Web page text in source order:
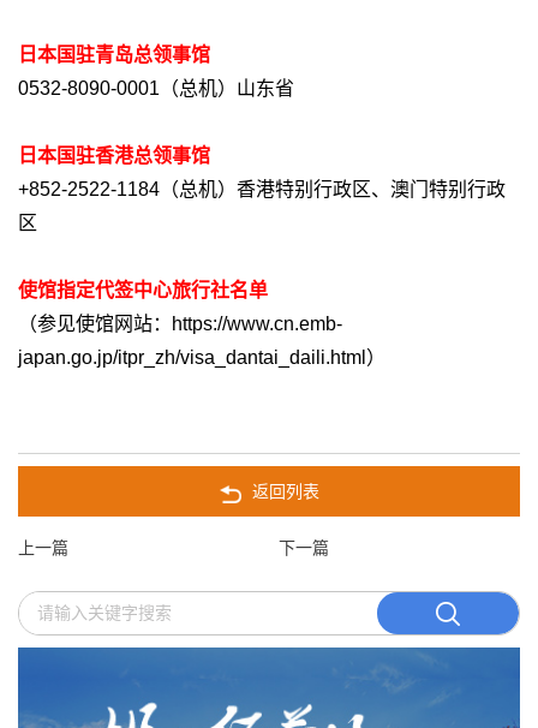
日本国驻青岛总领事馆
0532-8090-0001（总机）山东省
日本国驻香港总领事馆
+852-2522-1184（总机）香港特别行政区、澳门特别行政
区
使馆指定代签中心旅行社名单
（参见使馆网站：https://www.cn.emb-
japan.go.jp/itpr_zh/visa_dantai_daili.html）
返回列表
上一篇 下一篇